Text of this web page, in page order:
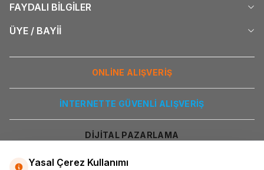
FAYDALI BİLGİLER
ÜYE / BAYİİ
ONLİNE ALIŞVERİŞ
İNTERNETTE GÜVENLİ ALIŞVERİŞ
DİJİTAL PAZARLAMA
Yasal Çerez Kullanımı